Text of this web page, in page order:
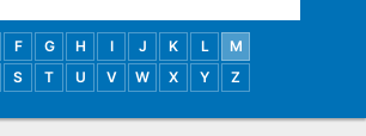
F G H I J K L
M
S T U V W X Y Z